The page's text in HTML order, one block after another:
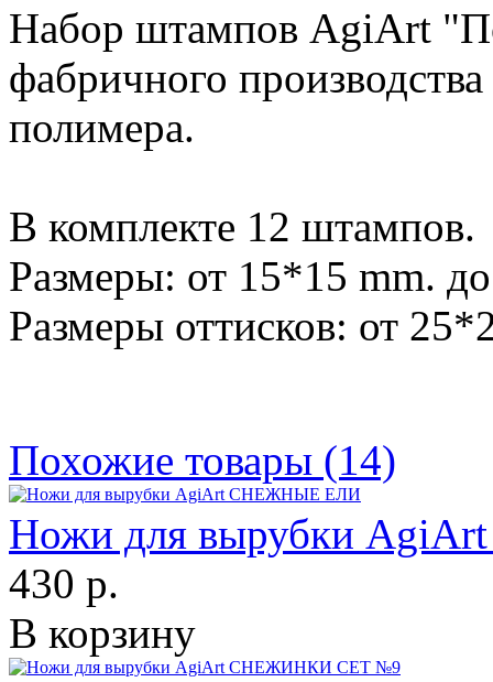
Набор штампов AgiArt
фабричного
полимера.
В комплекте 12 штампов.
Размеры: от 15*15 mm.
Размеры оттисков: от
Похожие товары (14)
Ножи для вырубки
430 р.
В корзину